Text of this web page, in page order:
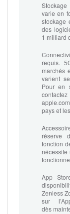
Stockage
varie en
stockage
des
1 milliard
requis.
marchés
varient
Pour en
pays et
réserve
fonction
nécessite
App
Zenless
sur
dès